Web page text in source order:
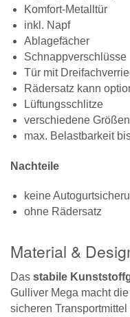
Komfort-Metalltür
inkl. Napf
Ablagefächer
Schnappverschlüsse
Tür mit
Rädersatz kann
Lüftungsschlitze
verschiedene Größen
max. Belastbarkeit
Nachteile
keine
ohne Rädersatz
Material &
Das stabile
Gulliver Mega macht
sicheren